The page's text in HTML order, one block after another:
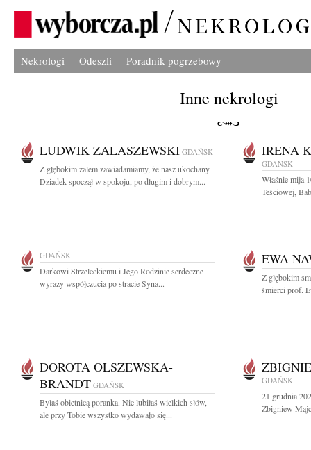
Nekrologi Odeszli Poradnik pogrzebowy
Inne nekrologi
LUDWIK ZALASZEWSKI GDAŃSK
Z głębokim żalem zawiadamiamy, że nasz ukochany
Dziadek spoczął w spokoju, po długim i dobrym...
IRENA
GDAŃSK
Właśnie mija
Teściowej,
GDAŃSK
Darkowi Strzeleckiemu i Jego Rodzinie serdeczne
wyrazy współczucia po stracie Syna...
EWA
Z głębokim
śmierci prof.
DOROTA OLSZEWSKA-
BRANDT GDAŃSK
Byłaś obietnicą poranka. Nie lubiłaś wielkich słów,
ale przy Tobie wszystko wydawało się...
GDAŃSK
21 grudnia
Zbigniew